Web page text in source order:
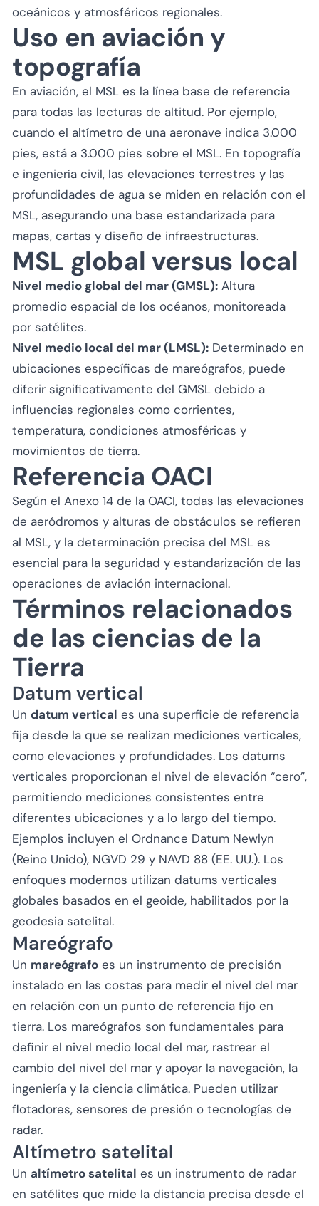
oceánicos y atmosféricos regionales.
Uso en aviación y
topografía
En aviación, el MSL es la línea base de referencia
para todas las lecturas de altitud. Por ejemplo,
cuando el altímetro de una aeronave indica 3.000
pies, está a 3.000 pies sobre el MSL. En topografía
e ingeniería civil, las elevaciones terrestres y las
profundidades de agua se miden en relación con el
MSL, asegurando una base estandarizada para
mapas, cartas y diseño de infraestructuras.
MSL global versus local
Nivel medio global del mar (GMSL): Altura
promedio espacial de los océanos, monitoreada
por satélites.
Nivel medio local del mar (LMSL): Determinado en
ubicaciones específicas de mareógrafos, puede
diferir significativamente del GMSL debido a
influencias regionales como corrientes,
temperatura, condiciones atmosféricas y
movimientos de tierra.
Referencia OACI
Según el Anexo 14 de la OACI, todas las elevaciones
de aeródromos y alturas de obstáculos se refieren
al MSL, y la determinación precisa del MSL es
esencial para la seguridad y estandarización de las
operaciones de aviación internacional.
Términos relacionados
de las ciencias de la
Tierra
Datum vertical
Un datum vertical es una superficie de referencia
fija desde la que se realizan mediciones verticales,
como elevaciones y profundidades. Los datums
verticales proporcionan el nivel de elevación “cero”,
permitiendo mediciones consistentes entre
diferentes ubicaciones y a lo largo del tiempo.
Ejemplos incluyen el Ordnance Datum Newlyn
(Reino Unido), NGVD 29 y NAVD 88 (EE. UU.). Los
enfoques modernos utilizan datums verticales
globales basados en el geoide, habilitados por la
geodesia satelital.
Mareógrafo
Un mareógrafo es un instrumento de precisión
instalado en las costas para medir el nivel del mar
en relación con un punto de referencia fijo en
tierra. Los mareógrafos son fundamentales para
definir el nivel medio local del mar, rastrear el
cambio del nivel del mar y apoyar la navegación, la
ingeniería y la ciencia climática. Pueden utilizar
flotadores, sensores de presión o tecnologías de
radar.
Altímetro satelital
Un altímetro satelital es un instrumento de radar
en satélites que mide la distancia precisa desde el